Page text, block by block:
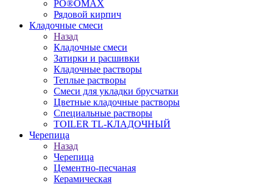
PO®OMAX
Рядовой кирпич
Кладочные смеси
Назад
Кладочные смеси
Затирки и расшивки
Кладочные растворы
Теплые растворы
Смеси для укладки брусчатки
Цветные кладочные растворы
Специальные растворы
TOILER TL-КЛАДОЧНЫЙ
Черепица
Назад
Черепица
Цементно-песчаная
Керамическая